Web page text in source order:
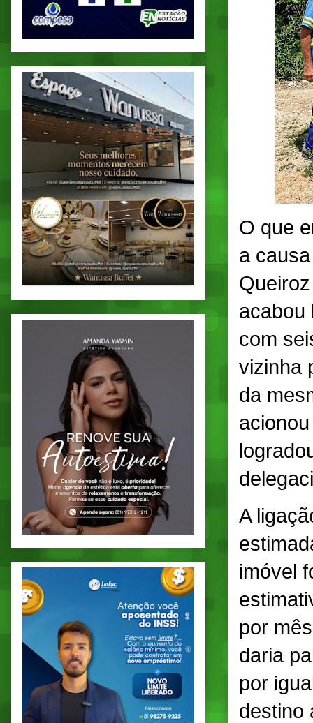
O que
a
acabou
com
vizinha
da
A
imóvel
por
daria
por
destino